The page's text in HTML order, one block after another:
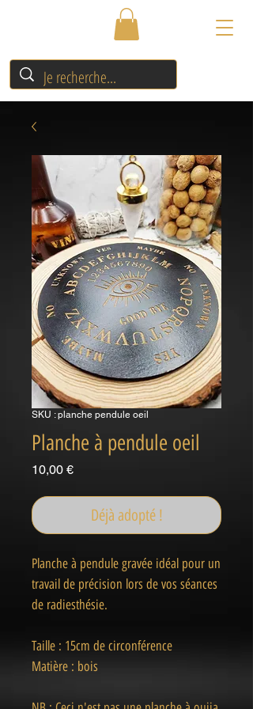
SKU : planche pendule oeil
Planche à pendule oeil
10,00 €Prix
Déjà adopté !
Planche à pendule gravée idéal pour un
travail de précision lors de vos séances
de radiesthésie.
Taille : 15cm de circonférence
Matière : bois